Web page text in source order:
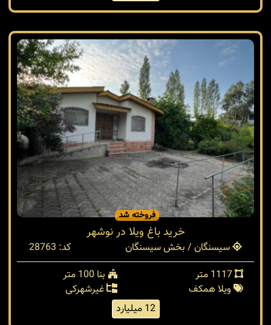
فروخته شد
خرید باغ ویلا در نوشهر
سیسنگان / بخش سیسنگان
کد: 28763
بنا 100 متر
ویلا همکف
غیرشهرکی
12 میلیارد